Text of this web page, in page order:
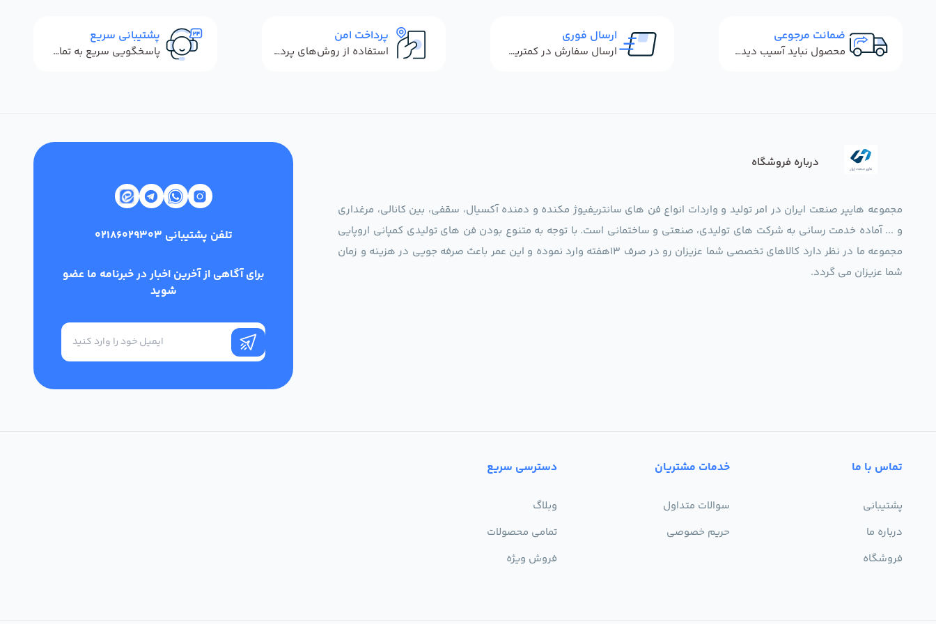
ضمانت مرجوعی
محصول نباید آسیب دیده باشد
ارسال فوری
ارسال سفارش در کمترین زمان ممکن
پرداخت امن
استفاده از روش‌های پرداخت امن
پشتیبانی سریع
پاسخگویی سریع به تماس‌ها و پیام‌ها
درباره فروشگاه
مجموعه هایپر صنعت ایران در امر تولید و واردات انواع فن های سانتریفیوژ مکنده و دمنده آکسیال، سقفی، بین کانالی، مرغداری
و ... آماده خدمت رسانی به شرکت های تولیدی، صنعتی و ساختمانی است. با توجه به متنوع بودن فن های تولیدی کمپانی اروپایی
مجموعه ما در نظر دارد کالاهای تخصصی شما عزیزان رو در صرف 13هفته وارد نموده و این عمر باعث صرفه جویی در هزینه و زمان
شما عزیزان می گردد.
تلفن پشتیبانی 02186029303
برای آگاهی از آخرین اخبار در خبرنامه ما عضو
شوید
تماس با ما
پشتیبانی
درباره ما
فروشگاه
خدمات مشتریان
سوالات متداول
حریم خصوصی
دسترسی سریع
وبلاگ
تمامی محصولات
فروش ویژه